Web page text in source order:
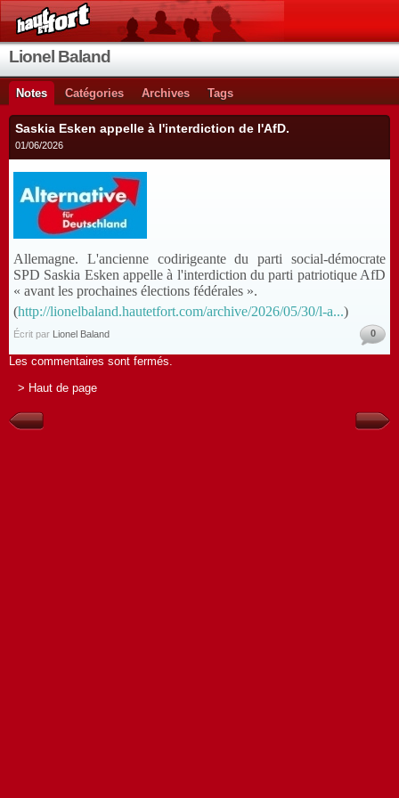
Lionel Baland
Notes Catégories Archives Tags
Saskia Esken appelle à l'interdiction de l'AfD.
01/06/2026
Allemagne. L'ancienne codirigeante du parti social-démocrate
SPD Saskia Esken appelle à l'interdiction du parti patriotique AfD
« avant les prochaines élections fédérales ».
(http://lionelbaland.hautetfort.com/archive/2026/05/30/l-a...)
Écrit par Lionel Baland 0
Les commentaires sont fermés.
> Haut de page